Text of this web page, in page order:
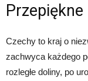
Czechy to kraj o
zachwyca każdego
rozległe doliny, po